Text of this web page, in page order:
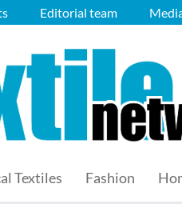
Editorial team
Textiles Fashion